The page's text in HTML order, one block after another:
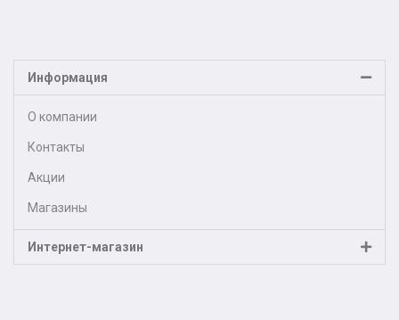
Информация
О компании
Контакты
Акции
Магазины
Интернет-магазин